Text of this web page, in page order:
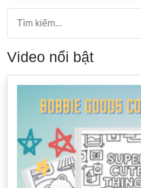
Video nổi bật